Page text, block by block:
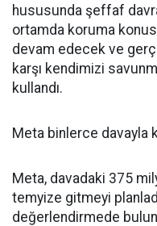
hususunda şeffaf
ortamda koruma
devam edecek ve
karşı kendimizi
kullandı.
Meta binlerce davayla
Meta, davadaki 375
temyize gitmeyi
değerlendirmede